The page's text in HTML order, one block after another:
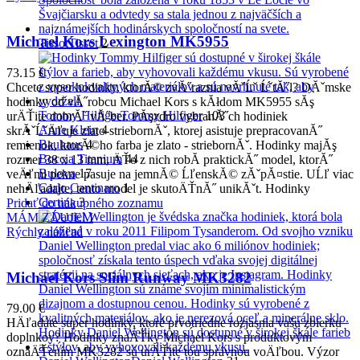
TissotTissot 2
Tommy HilfigerTommy Hilfiger 103
Anne Klein 4
Bauhaus 4
Boccia Titanium 44
Bulova 17
Carlo Cantinaro 1
Certina 3
Michael Kors Lexington MK5955
73.15 €
Chcete super hodinky, ktorĂ© zvĂ˝raznia vĂˇĹˇ ĹˇtĂ˝l? DĂˇmske
hodinky od vĂ˝robcu Michael Kors s kĂłdom MK5955 sĂş
urÄŤite dobrĂ˝ vĂ˝ber. PĂşzdro vybranĂ˝ch hodiniek
skrĂˇĹˇÄľuje zlato-striebornĂˇ, ktorej asistuje prepracovanĂ˝
remienok, ktorĂ©ho farba je zlato - striebornĂˇ. Hodinky majĂş
rozmer 38 x 13 mm, ÄŤo z nich robĂ­ praktickĂ˝ model, ktorĂ˝
veÄľmi pekne pasuje na jemnĂ© ĹľenskĂ© zĂˇpĂ¤stie. UĹľ viac
nehÄľadajte, tento model je skutoÄŤnĂ˝ unikĂˇt. Hodinky
Pridať do nákupného zoznamu
MÁM ZÁUJEM
Rýchly náhľad
Michael Kors Slim Runway MK3282
79.00 €
HÄľadáte super hodinky, ktoré prvotriedne rozjasnia vašu zbierku
doplnkov? Hodinky znaÄŤky Michael Kors s produktovým
oznaÄŤením MK3282 sú urÄŤite tou správnou voÄľbou. Výzor